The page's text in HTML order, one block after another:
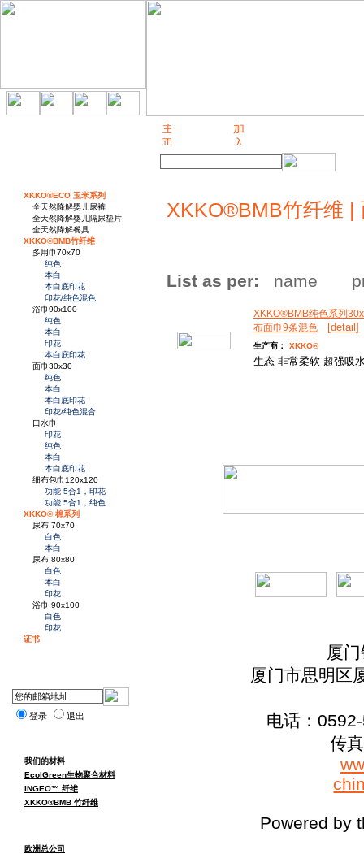
XKKO®ECO 玉米系列
全天然降解婴儿尿裤
全天然降解婴儿隔尿垫片
全天然降解餐具
XKKO®BMB竹纤维
多用巾70x70
纯色
本白
本白底印花
印花/纯色混色
浴巾90x100
纯色
本白
印花
本白底印花
面巾30x30
纯色
本白
本白底印花
印花/纯色混合
口水巾
印花
纯色
本白
本白底印花
细布包巾120x120
功能 5合1，印花
功能 5合1，纯色
XKKO® 棉系列
尿布 70x70
白色
本白
尿布 80x80
白色
本白
印花
浴巾 90x100
白色
印花
证书
登录 退出
我们的材料
EcolGreen生物聚合材料
INGEO™ 纤维
XKKO®BMB 竹纤维
欧洲总公司
XKKO®BMB竹纤维 |
List as per: name
XKKO®BMB纯色系列
布面巾9条混色
[detail]
生产商： XKKO®
生态-非常柔软-超强吸
厦
厦门市思明区
电话：
传
Powered by